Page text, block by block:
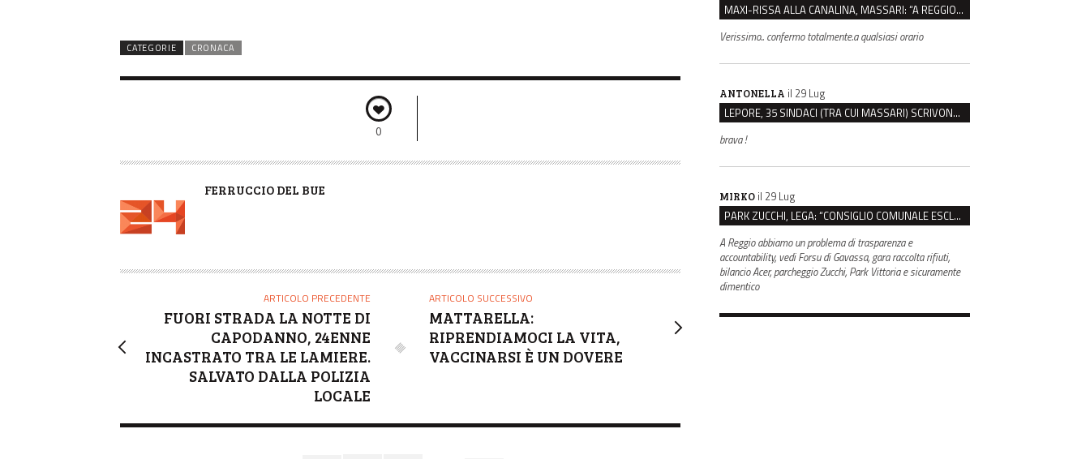
CATEGORIE CRONACA
0
A
R
FERRUCCIO DEL BUE
ARTICOLO PRECEDENTE
FUORI STRADA LA NOTTE DI
CAPODANNO, 24ENNE
INCASTRATO TRA LE LAMIERE.
SALVATO DALLA POLIZIA
LOCALE
ARTICOLO SUCCESSIVO
MATTARELLA:
RIPRENDIAMOCI LA VITA,
VACCINARSI È UN DOVERE
MAXI-RISSA ALLA CANALINA, MASSARI: “A REGGIO FATTI COSÌ GRAVI NON DEVONO TROVARE SPAZIO”
Verissimo.. confermo totalmente.a qualsiasi orario
ANTONELLA il 29 Lug
LEPORE, 35 SINDACI (TRA CUI MASSARI) SCRIVONO A MELONI: “BASTA ATTACCHI ISTITUZIONALI”
brava !
MIRKO il 29 Lug
PARK ZUCCHI, LEGA: “CONSIGLIO COMUNALE ESCLUSO DALLE SCELTE, PRETENDIAMO TUTTI GLI ATTI”
A Reggio abbiamo un problema di trasparenza e
accountability, vedi Forsu di Gavassa, gara raccolta rifiuti,
bilancio Acer, parcheggio Zucchi, Park Vittoria e sicuramente
dimentico